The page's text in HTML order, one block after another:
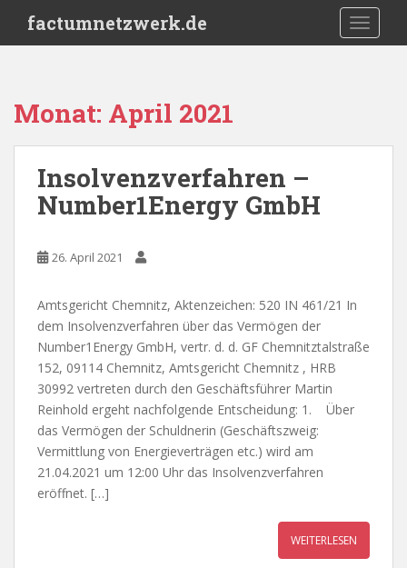
i
factumnetzwerk.de
Monat: April 2021
Insolvenzverfahren –
Number1Energy GmbH
26. April 2021
Amtsgericht Chemnitz, Aktenzeichen: 520 IN 461/21 In
dem Insolvenzverfahren über das Vermögen der
Number1Energy GmbH, vertr. d. d. GF Chemnitztalstraße
152, 09114 Chemnitz, Amtsgericht Chemnitz , HRB
30992 vertreten durch den Geschäftsführer Martin
Reinhold ergeht nachfolgende Entscheidung: 1. Über
das Vermögen der Schuldnerin (Geschäftszweig:
Vermittlung von Energieverträgen etc.) wird am
21.04.2021 um 12:00 Uhr das Insolvenzverfahren
eröffnet. […]
WEITERLESEN